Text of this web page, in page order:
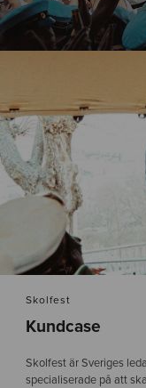
Skolfest
Kundcase
Skolfest är Sveriges
specialiserade på att